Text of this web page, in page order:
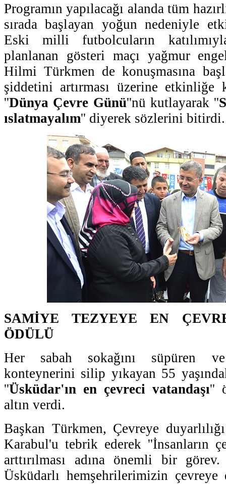
Programın yapılacağı alanda tüm
sırada başlayan yoğun nedeniyle
Eski milli futbolcuların
planlanan gösteri maçı yağmur
Hilmi Türkmen de konuşmasına
şiddetini artırması üzerine etkinliğe
''Dünya Çevre Günü''nü kutlayarak ''
ıslatmayalım'' diyerek sözlerini bitirdi.
SAMİYE TEZYEYE EN
ÖDÜLÜ
Her sabah sokağını süpüren
konteynerini silip yıkayan 55
''Üsküdar'ın en çevreci vatandaşı''
altın verdi.
Başkan Türkmen, Çevreye
Karabul'u tebrik ederek ''İnsanların
arttırılması adına önemli bir
Üsküdarlı hemşehrilerimizin çevreye